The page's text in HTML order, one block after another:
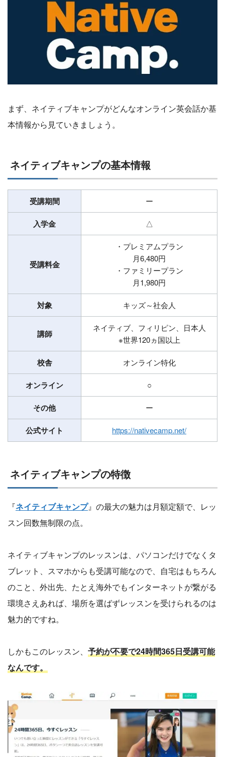
まず、ネイティブキャンプがどんなオンライン英会話か基
本情報から見ていきましょう。
ネイティブキャンプの基本情報
受講期間 ー
入学金 △
受講料金
・プレミアムプラン
月6,480円
・ファミリープラン
月1,980円
対象 キッズ～社会人
講師
ネイティブ、フィリピン、日本人
※世界120ヵ国以上
校舎 オンライン特化
オンライン ○
その他 ー
公式サイト https://nativecamp.net/
ネイティブキャンプの特徴
『ネイティブキャンプ』の最大の魅力は月額定額で、レッ
スン回数無制限の点。
ネイティブキャンプのレッスンは、パソコンだけでなくタ
ブレット、スマホからも受講可能なので、自宅はもちろん
のこと、外出先、たとえ海外でもインターネットが繋がる
環境さえあれば、場所を選ばずレッスンを受けられるのは
魅力的ですね。
しかもこのレッスン、 予約が不要で24時間365日受講可能
なんです。